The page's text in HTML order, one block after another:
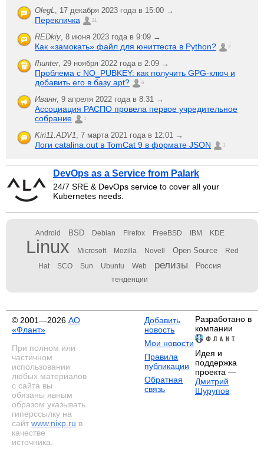
OlegL, 17 декабря 2023 года в 15:00 →
Перекличка 21
REDkiy, 8 июня 2023 года в 9:09 →
Как «замокать» файл для юниттеста в Python? 2
fhunter, 29 ноября 2022 года в 2:09 →
Проблема с NO_PUBKEY: как получить GPG-ключ и
добавить его в базу apt?
6
Иванн, 9 апреля 2022 года в 8:31 →
Ассоциация РАСПО провела первое учредительное
собрание
1
Kiri11.ADV1, 7 марта 2021 года в 12:01 →
Логи catalina.out в TomCat 9 в формате JSON 1
DevOps as a Service from Palark
24/7 SRE & DevOps service to cover all your
Kubernetes needs.
Android BSD Debian Firefox FreeBSD IBM KDE
Linux Microsoft Mozilla Novell Open Source Red
Hat SCO Sun Ubuntu Web релизы Россия
тенденции
© 2001—2026 АО
«Флант»
При полном или
частичном
использовании
любых материалов
с сайта вы
обязаны явным
образом указывать
гиперссылку на
сайт www.nixp.ru в
качестве
источника.
Добавить
новость
Мои новости
Правила
публикации
Обратная
связь
Разработано в
компании
Идея и
поддержка
проекта —
Дмитрий
Шурупов